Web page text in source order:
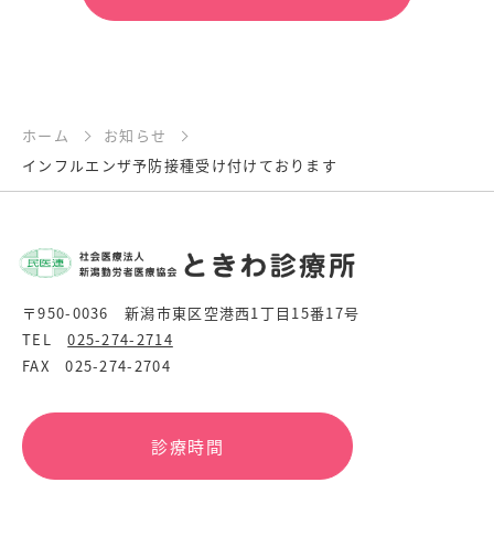
ホーム
お知らせ
インフルエンザ予防接種受け付けております
〒950-0036 新潟市東区空港西1丁目15番17号
TEL025-274-2714
FAX 025-274-2704
診療時間